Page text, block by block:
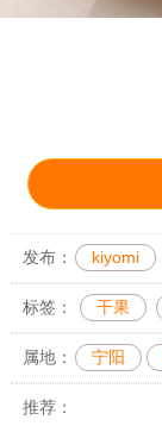
发布： kiyomi
标签： 干果
属地： 宁阳
推荐：